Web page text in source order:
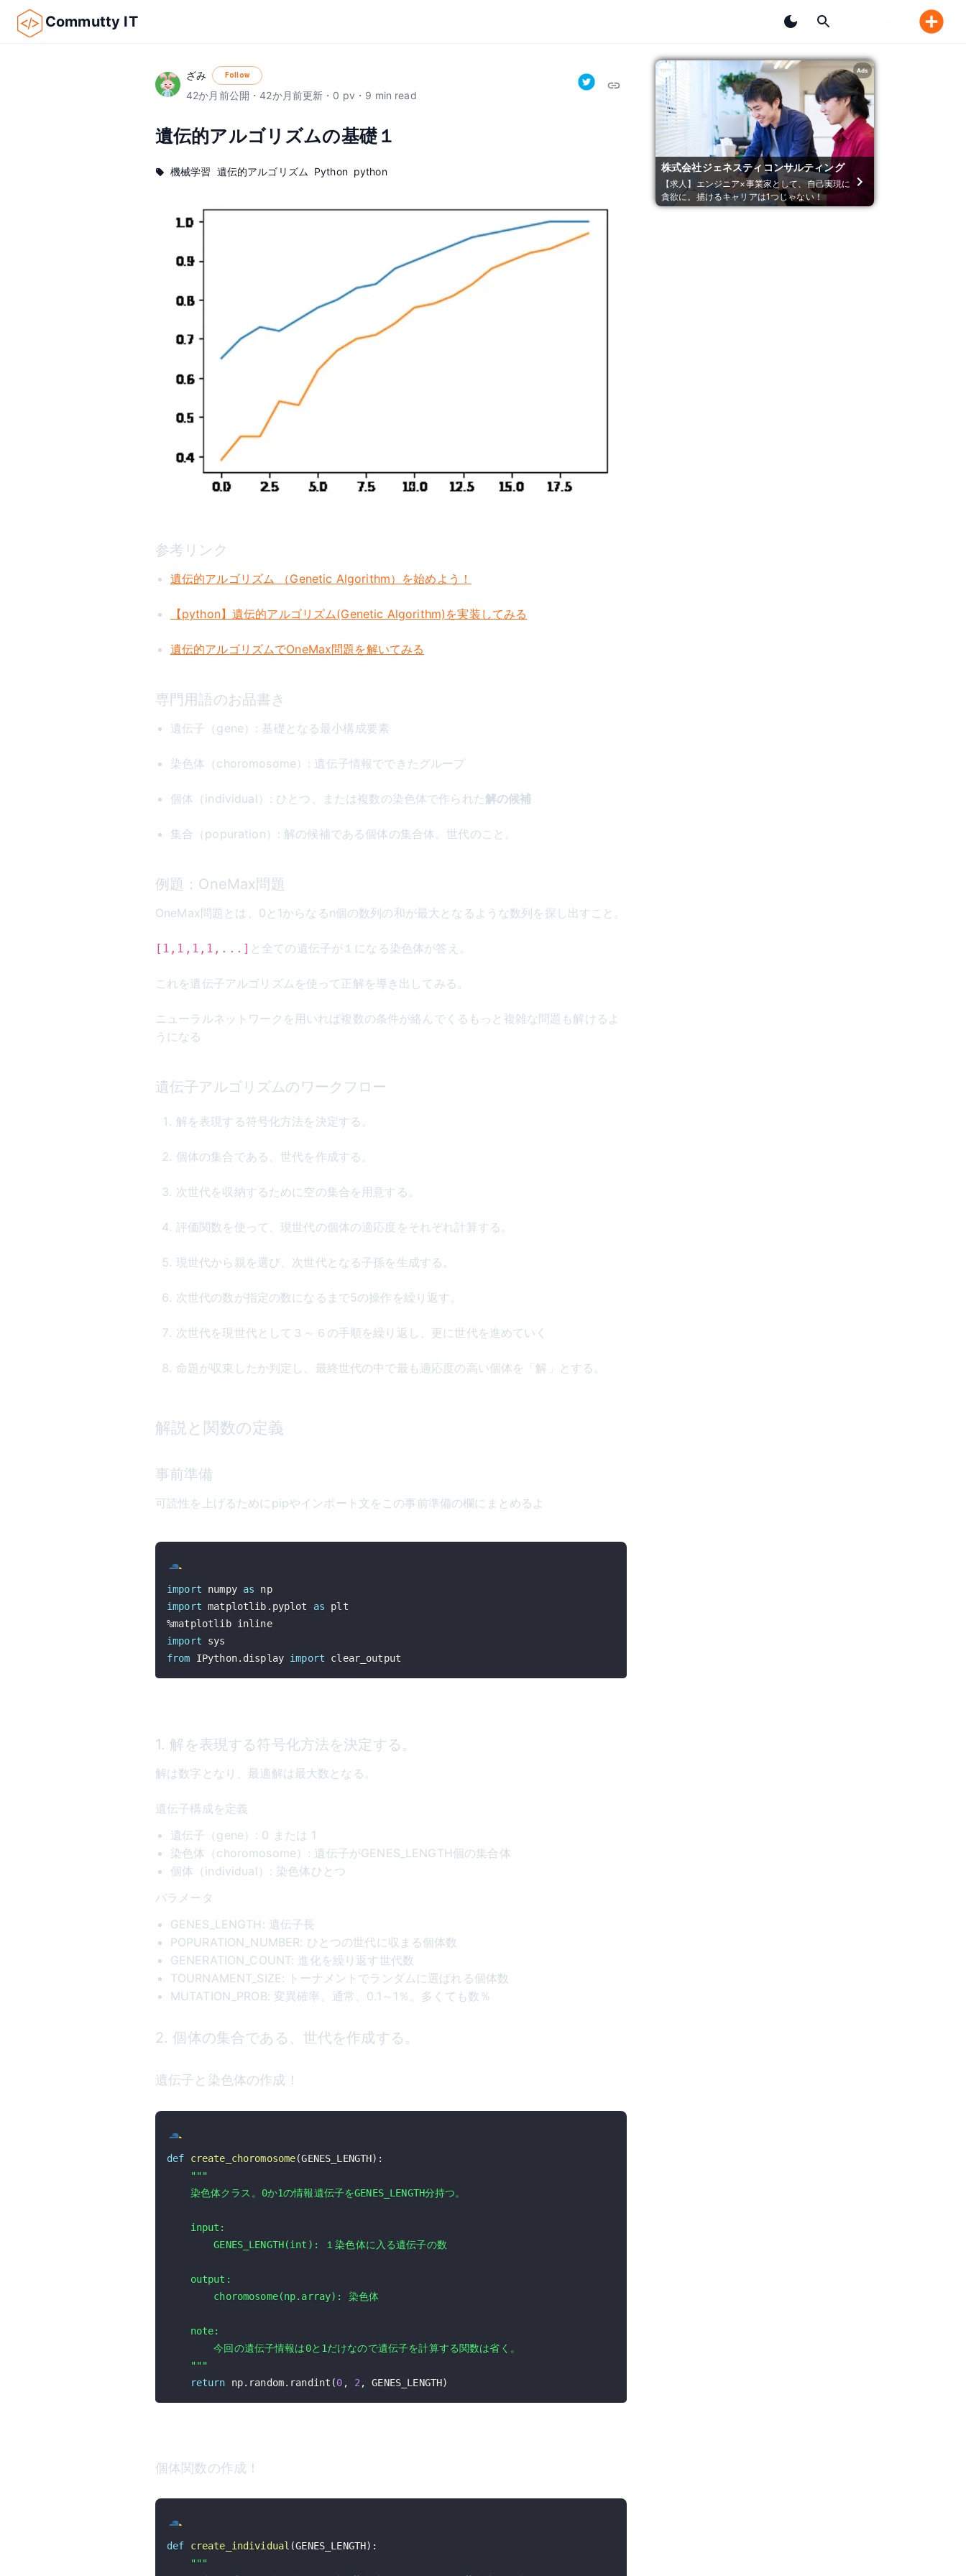
Commutty IT
ざみ Follow
42か月前公開 ・42か月前更新 ・ 0 pv ・ 9 min read
遺伝的アルゴリズムの基礎１
機械学習 遺伝的アルゴリズム Python python
参考リンク
遺伝的アルゴリズム （Genetic Algorithm）を始めよう！
【python】遺伝的アルゴリズム(Genetic Algorithm)を実装してみる
遺伝的アルゴリズムでOneMax問題を解いてみる
専門用語のお品書き
遺伝子（gene）: 基礎となる最小構成要素
染色体（choromosome）: 遺伝子情報でできたグループ
個体（individual）: ひとつ、または複数の染色体で作られた解の候補
集合（popuration）: 解の候補である個体の集合体。世代のこと。
例題：OneMax問題
OneMax問題とは、0と1からなるn個の数列の和が最大となるような数列を探し出すこと。
[1,1,1,1,...] と全ての遺伝子が１になる染色体が答え。
これを遺伝子アルゴリズムを使って正解を導き出してみる。
ニューラルネットワークを用いれば複数の条件が絡んでくるもっと複雑な問題も解けるよ
うになる
遺伝子アルゴリズムのワークフロー
解を表現する符号化方法を決定する。
個体の集合である、世代を作成する。
次世代を収納するために空の集合を用意する。
評価関数を使って、現世代の個体の適応度をそれぞれ計算する。
現世代から親を選び、次世代となる子孫を生成する。
次世代の数が指定の数になるまで5の操作を繰り返す。
次世代を現世代として３～６の手順を繰り返し、更に世代を進めていく
命題が収束したか判定し、最終世代の中で最も適応度の高い個体を「解」とする。
解説と関数の定義
事前準備
可読性を上げるためにpipやインポート文をこの事前準備の欄にまとめるよ
import numpy as
np
import matplotlib . pyplot as
%
matplotlib inline
import
from IPython. display import clear_output
1. 解を表現する符号化方法を決定する。
解は数字となり、最適解は最大数となる。
遺伝子構成を定義
遺伝子（gene）: 0 または 1
染色体（choromosome）: 遺伝子がGENES_LENGTH個の集合体
個体（individual）: 染色体ひとつ
パラメータ
GENES_LENGTH: 遺伝子長
POPURATION_NUMBER: ひとつの世代に収まる個体数
GENERATION_COUNT: 進化を繰り返す世代数
TOURNAMENT_SIZE: トーナメントでランダムに選ばれる個体数
MUTATION_PROB: 変異確率。通常、0.1～1％。多くても数％
2. 個体の集合である、世代を作成する。
遺伝子と染色体の作成！
def create_choromosome(GENES_LENGTH) :
    """
return np. random. randint (0 , 2 , GENES_LENGTH)
個体関数の作成！
def create_individual (GENES_LENGTH) :
Ads
株式会社ジェネスティコンサルティング
【求人】エンジニア×事業家として、自己実現に
貪欲に。描けるキャリアは1つじゃない！